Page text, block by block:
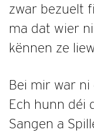
zwar bezuelt
ma dat wier
kënnen ze
Bei mir war
Ech hunn déi
Sangen a